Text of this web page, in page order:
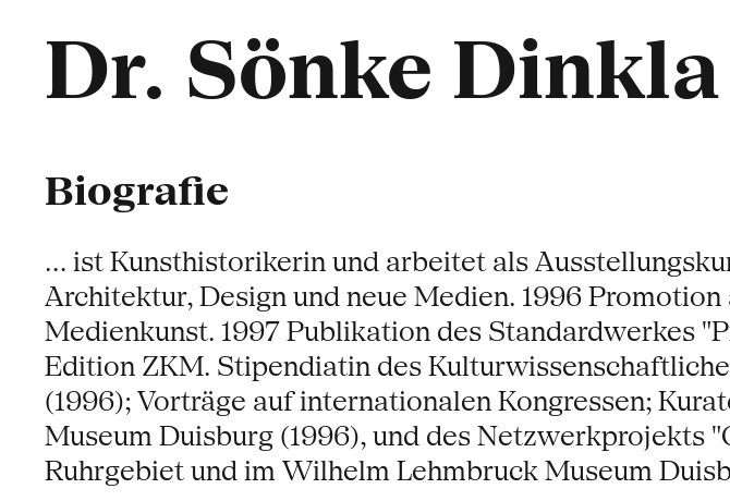
Dr. Sönke Dinkla
Biografie
... ist Kunsthistorikerin und arbeitet als
Architektur, Design und neue Medien. 1996
Medienkunst. 1997 Publikation des Standardwerkes
Edition ZKM. Stipendiatin des
(1996); Vorträge auf internationalen Kongressen;
Museum Duisburg (1996), und des Netzwerkprojekts
Ruhrgebiet und im Wilhelm Lehmbruck Museum